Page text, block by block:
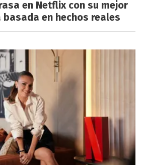
en Netflix con su mejor
en hechos reales